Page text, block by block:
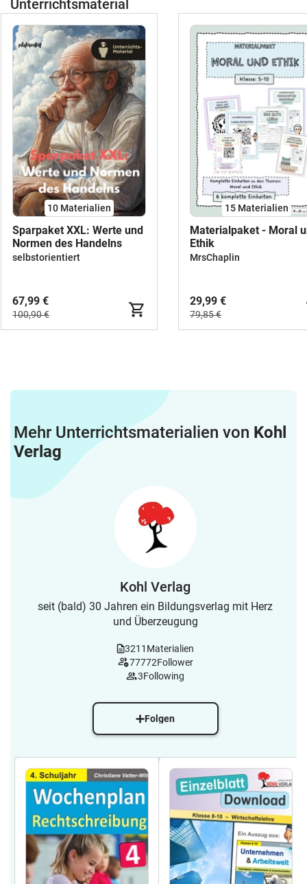
Unterrichtsmaterial
10 Materialien
Sparpaket XXL: Werte und
Normen des Handelns
selbstorientiert
67,99 €
100,90 €
15 Materialien
Materialpaket - Moral
Ethik
MrsChaplin
29,99 €
79,85 €
Mehr Unterrichtsmaterialien von Kohl
Verlag
Kohl Verlag
seit (bald) 30 Jahren ein Bildungsverlag mit Herz
und Überzeugung
3211 Materialien
77772Follower
3Following
Folgen